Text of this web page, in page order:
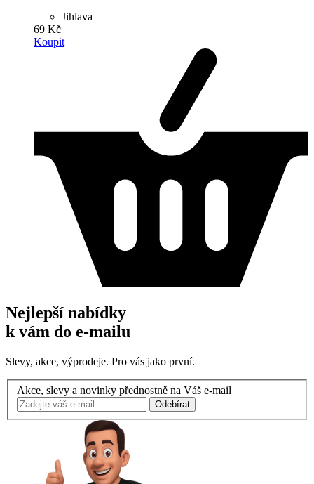
Jihlava
69 Kč
Koupit
Nejlepší nabídky
k vám do e-mailu
Slevy, akce, výprodeje. Pro vás jako první.
Akce, slevy a novinky přednostně na Váš e-mail
Odebírat